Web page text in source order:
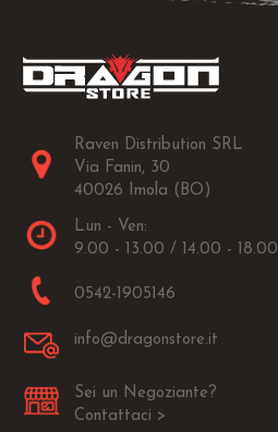
Raven Distribution SRL
Via Fanin, 30
40026 Imola (BO)
Lun - Ven:
9.00 - 13.00 / 14.00 - 18.00
0542-1905146
info@dragonstore.it
Sei un Negoziante?
Contattaci >